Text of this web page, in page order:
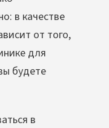
в качестве
от того,
для
будете
в